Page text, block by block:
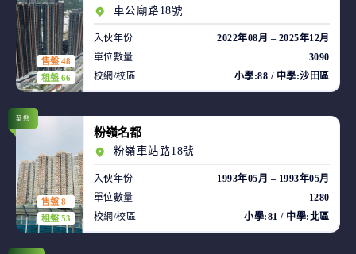
售盤 48
租盤 66
車公廟路18號
入伙年份
2022年08月 – 2025年12月
單位數量
3090
校網/校區
小學:88 / 中學:沙田區
售盤 8
租盤 53
華懋
粉嶺名都
粉嶺車站路18號
入伙年份
1993年05月 – 1993年05月
單位數量
1280
校網/校區
小學:81 / 中學:北區